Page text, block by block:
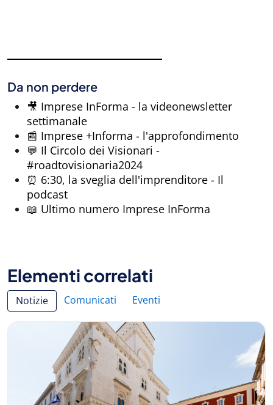
Da non perdere
🎥 Imprese InForma - la videonewsletter
settimanale
📰 Imprese +Informa - l'approfondimento
💬 Il Circolo dei Visionari -
#roadtovisionaria2024
⏰ 6:30, la sveglia dell'imprenditore - Il
podcast
📖 Ultimo numero Imprese InForma
Elementi correlati
Notizie Comunicati Eventi